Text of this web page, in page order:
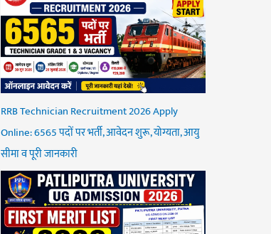
RRB Technician Recruitment 2026 Apply
Online: 6565 पदों पर भर्ती, आवेदन शुरू, योग्यता, आयु
सीमा व पूरी जानकारी